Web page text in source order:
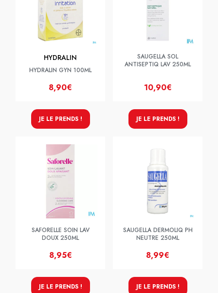
HYDRALIN
HYDRALIN GYN 100ML
8,90€
JE LE PRENDS !
SAUGELLA SOL
ANTISEPTIQ LAV 250ML
10,90€
JE LE PRENDS !
SAFORELLE SOIN LAV
DOUX 250ML
8,95€
JE LE PRENDS !
SAUGELLA DERMOLIQ PH
NEUTRE 250ML
8,99€
JE LE PRENDS !